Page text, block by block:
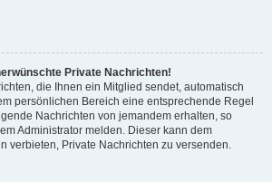
Private Nachrichten!
die Ihnen ein Mitglied sendet, automatisch
persönlichen Bereich eine entsprechende Regel
Nachrichten von jemandem erhalten, so
Administrator melden. Dieser kann dem
verbieten, Private Nachrichten zu versenden.